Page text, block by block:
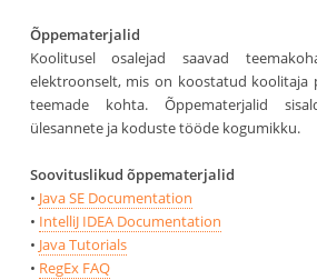
Õppematerjalid
Koolitusel osalejad saavad
elektroonselt, mis on koostatud koolitaja
teemade kohta. Õppematerjalid
ülesannete ja koduste tööde kogumikku.
Soovituslikud õppematerjalid
• Java SE Documentation
• IntelliJ IDEA Documentation
• Java Tutorials
• RegEx FAQ